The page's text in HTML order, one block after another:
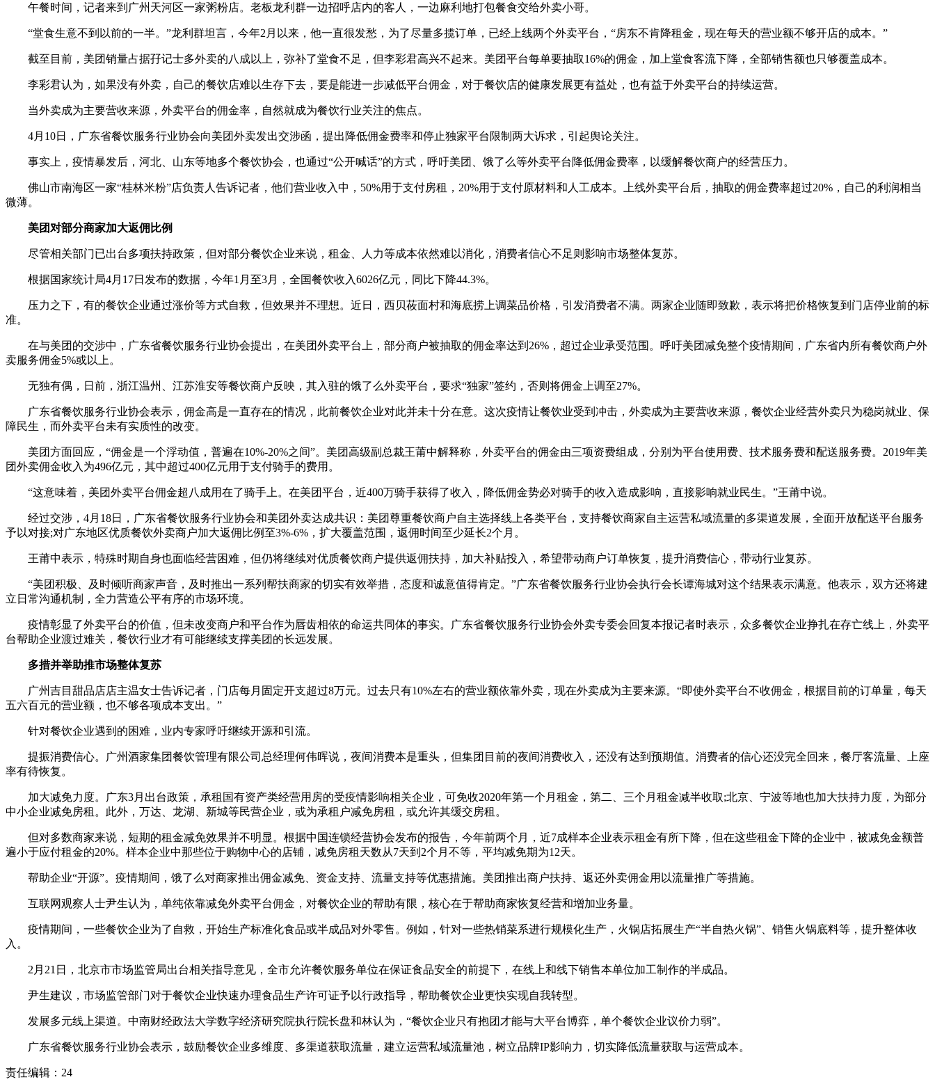
午餐时间，记者来到广州天河区一家粥粉店。老板龙利群一边招呼店内的客人，一边麻利地打包餐食交给外卖小哥。
“堂食生意不到以前的一半。”龙利群坦言，今年2月以来，他一直很发愁，为了尽量多揽订单，已经上线两个外卖平台，“房东不肯降租金，现在每天的营业额不够开店的成本。”
截至目前，美团销量占据孖记士多外卖的八成以上，弥补了堂食不足，但李彩君高兴不起来。美团平台每单要抽取16%的佣金，加上堂食客流下降，全部销售额也只够覆盖成本。
李彩君认为，如果没有外卖，自己的餐饮店难以生存下去，要是能进一步减低平台佣金，对于餐饮店的健康发展更有益处，也有益于外卖平台的持续运营。
当外卖成为主要营收来源，外卖平台的佣金率，自然就成为餐饮行业关注的焦点。
4月10日，广东省餐饮服务行业协会向美团外卖发出交涉函，提出降低佣金费率和停止独家平台限制两大诉求，引起舆论关注。
事实上，疫情暴发后，河北、山东等地多个餐饮协会，也通过“公开喊话”的方式，呼吁美团、饿了么等外卖平台降低佣金费率，以缓解餐饮商户的经营压力。
佛山市南海区一家“桂林米粉”店负责人告诉记者，他们营业收入中，50%用于支付房租，20%用于支付原材料和人工成本。上线外卖平台后，抽取的佣金费率超过20%，自己的利润相当
微薄。
美团对部分商家加大返佣比例
尽管相关部门已出台多项扶持政策，但对部分餐饮企业来说，租金、人力等成本依然难以消化，消费者信心不足则影响市场整体复苏。
根据国家统计局4月17日发布的数据，今年1月至3月，全国餐饮收入6026亿元，同比下降44.3%。
压力之下，有的餐饮企业通过涨价等方式自救，但效果并不理想。近日，西贝莜面村和海底捞上调菜品价格，引发消费者不满。两家企业随即致歉，表示将把价格恢复到门店停业前的标
准。
在与美团的交涉中，广东省餐饮服务行业协会提出，在美团外卖平台上，部分商户被抽取的佣金率达到26%，超过企业承受范围。呼吁美团减免整个疫情期间，广东省内所有餐饮商户外
卖服务佣金5%或以上。
无独有偶，日前，浙江温州、江苏淮安等餐饮商户反映，其入驻的饿了么外卖平台，要求“独家”签约，否则将佣金上调至27%。
广东省餐饮服务行业协会表示，佣金高是一直存在的情况，此前餐饮企业对此并未十分在意。这次疫情让餐饮业受到冲击，外卖成为主要营收来源，餐饮企业经营外卖只为稳岗就业、保
障民生，而外卖平台未有实质性的改变。
美团方面回应，“佣金是一个浮动值，普遍在10%-20%之间”。美团高级副总裁王莆中解释称，外卖平台的佣金由三项资费组成，分别为平台使用费、技术服务费和配送服务费。2019年美
团外卖佣金收入为496亿元，其中超过400亿元用于支付骑手的费用。
“这意味着，美团外卖平台佣金超八成用在了骑手上。在美团平台，近400万骑手获得了收入，降低佣金势必对骑手的收入造成影响，直接影响就业民生。”王莆中说。
经过交涉，4月18日，广东省餐饮服务行业协会和美团外卖达成共识：美团尊重餐饮商户自主选择线上各类平台，支持餐饮商家自主运营私域流量的多渠道发展，全面开放配送平台服务
予以对接;对广东地区优质餐饮外卖商户加大返佣比例至3%-6%，扩大覆盖范围，返佣时间至少延长2个月。
王莆中表示，特殊时期自身也面临经营困难，但仍将继续对优质餐饮商户提供返佣扶持，加大补贴投入，希望带动商户订单恢复，提升消费信心，带动行业复苏。
“美团积极、及时倾听商家声音，及时推出一系列帮扶商家的切实有效举措，态度和诚意值得肯定。”广东省餐饮服务行业协会执行会长谭海城对这个结果表示满意。他表示，双方还将建
立日常沟通机制，全力营造公平有序的市场环境。
疫情彰显了外卖平台的价值，但未改变商户和平台作为唇齿相依的命运共同体的事实。广东省餐饮服务行业协会外卖专委会回复本报记者时表示，众多餐饮企业挣扎在存亡线上，外卖平
台帮助企业渡过难关，餐饮行业才有可能继续支撑美团的长远发展。
多措并举助推市场整体复苏
广州吉目甜品店店主温女士告诉记者，门店每月固定开支超过8万元。过去只有10%左右的营业额依靠外卖，现在外卖成为主要来源。“即使外卖平台不收佣金，根据目前的订单量，每天
五六百元的营业额，也不够各项成本支出。”
针对餐饮企业遇到的困难，业内专家呼吁继续开源和引流。
提振消费信心。广州酒家集团餐饮管理有限公司总经理何伟晖说，夜间消费本是重头，但集团目前的夜间消费收入，还没有达到预期值。消费者的信心还没完全回来，餐厅客流量、上座
率有待恢复。
加大减免力度。广东3月出台政策，承租国有资产类经营用房的受疫情影响相关企业，可免收2020年第一个月租金，第二、三个月租金减半收取;北京、宁波等地也加大扶持力度，为部分
中小企业减免房租。此外，万达、龙湖、新城等民营企业，或为承租户减免房租，或允许其缓交房租。
但对多数商家来说，短期的租金减免效果并不明显。根据中国连锁经营协会发布的报告，今年前两个月，近7成样本企业表示租金有所下降，但在这些租金下降的企业中，被减免金额普
遍小于应付租金的20%。样本企业中那些位于购物中心的店铺，减免房租天数从7天到2个月不等，平均减免期为12天。
帮助企业“开源”。疫情期间，饿了么对商家推出佣金减免、资金支持、流量支持等优惠措施。美团推出商户扶持、返还外卖佣金用以流量推广等措施。
互联网观察人士尹生认为，单纯依靠减免外卖平台佣金，对餐饮企业的帮助有限，核心在于帮助商家恢复经营和增加业务量。
疫情期间，一些餐饮企业为了自救，开始生产标准化食品或半成品对外零售。例如，针对一些热销菜系进行规模化生产，火锅店拓展生产“半自热火锅”、销售火锅底料等，提升整体收
入。
2月21日，北京市市场监管局出台相关指导意见，全市允许餐饮服务单位在保证食品安全的前提下，在线上和线下销售本单位加工制作的半成品。
尹生建议，市场监管部门对于餐饮企业快速办理食品生产许可证予以行政指导，帮助餐饮企业更快实现自我转型。
发展多元线上渠道。中南财经政法大学数字经济研究院执行院长盘和林认为，“餐饮企业只有抱团才能与大平台博弈，单个餐饮企业议价力弱”。
广东省餐饮服务行业协会表示，鼓励餐饮企业多维度、多渠道获取流量，建立运营私域流量池，树立品牌IP影响力，切实降低流量获取与运营成本。
责任编辑：24